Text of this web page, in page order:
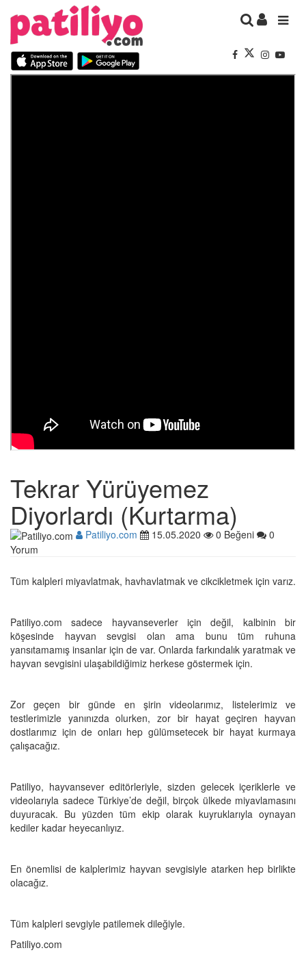
Tekrar Yürüyemez
Diyorlardı (Kurtarma)
Patiliyo.com 15.05.2020 0 Beğeni
0
Yorum
Tüm kalpleri miyavlatmak, havhavlatmak ve cikcikletmek için varız.
Patiliyo.com sadece hayvanseverler için değil, kalbinin bir
köşesinde hayvan sevgisi olan ama bunu tüm ruhuna
yansıtamamış insanlar için de var. Onlarda farkındalık yaratmak ve
hayvan sevgisini ulaşabildiğimiz herkese göstermek için.
Zor geçen bir günde en şirin videolarımız, listelerimiz ve
testlerimizle yanınızda olurken, zor bir hayat geçiren hayvan
dostlarımız için de onları hep gülümsetecek bir hayat kurmaya
çalışacağız.
Patiliyo, hayvansever editörleriyle, sizden gelecek içeriklerle ve
videolarıyla sadece Türkiye’de değil, birçok ülkede miyavlamasını
duyuracak. Bu yüzden tüm ekip olarak kuyruklarıyla oynayan
kediler kadar heyecanlıyız.
En önemlisi de kalplerimiz hayvan sevgisiyle atarken hep birlikte
olacağız.
Tüm kalpleri sevgiyle patilemek dileğiyle.
Patiliyo.com